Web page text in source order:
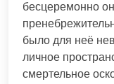
бесцеремонно
было для неё
личное
смертельное